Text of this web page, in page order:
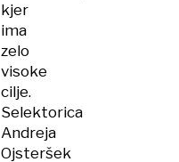
kjer
ima
zelo
visoke
cilje.
Selektorica
Andreja
Ojsteršek